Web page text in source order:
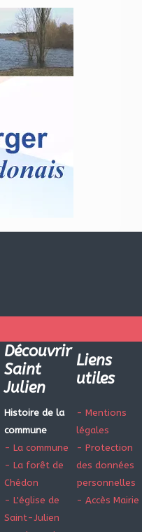
Découvrir
Saint
Julien
Liens
utiles
Histoire de la
commune
- La commune
- La forêt de
Chédon
- L'église de
Saint-Julien
- Mentions
légales
- Protection
des données
personnelles
- Accès Mairie